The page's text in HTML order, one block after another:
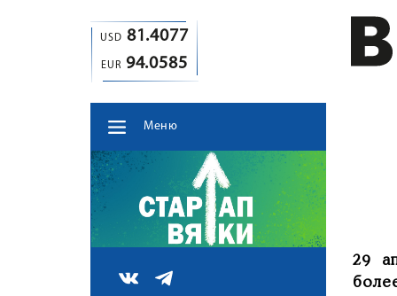
USD 81.4077
EUR 94.0585
Меню
29